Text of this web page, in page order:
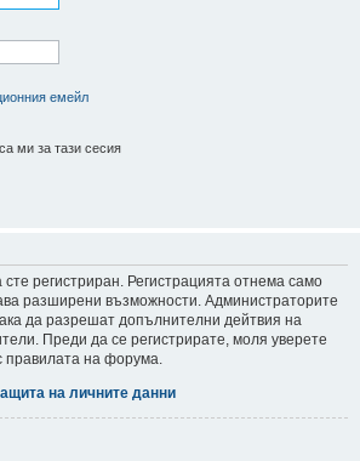
емейл
ми за тази сесия
регистриран. Регистрацията отнема само
разширени възможности. Администраторите
да разрешат допълнителни дейтвия на
Преди да се регистрирате, моля уверете
правилата на форума.
на личните данни